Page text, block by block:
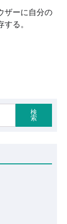
ザーに自分の
る。
検
索